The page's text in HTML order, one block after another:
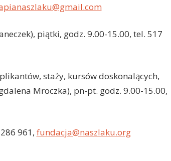
piątki, godz. 9.00-15.00, tel. 517
staży, kursów doskonalących,
Mroczka), pn-pt. godz. 9.00-15.00,
961, fundacja@naszlaku.org